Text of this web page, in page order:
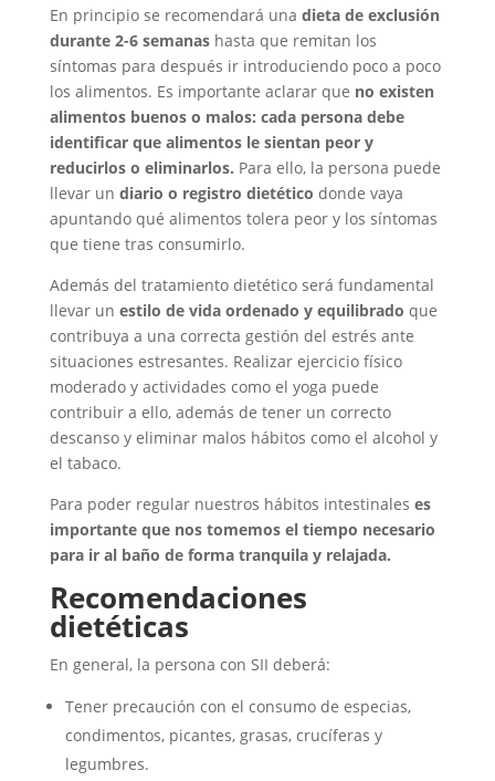
En principio se recomendará una dieta de exclusión
durante 2-6 semanashasta que remitan los
síntomas para después ir introduciendo poco a poco
los alimentos. Es importante aclarar que no existen
alimentos buenos o malos: cada persona debe
identificar que alimentos le sientan peor y
reducirlos o eliminarlos. Para ello, la persona puede
llevar un diario o registro dietético donde vaya
apuntando qué alimentos tolera peor y los síntomas
que tiene tras consumirlo.
Además del tratamiento dietético será fundamental
llevar un estilo de vida ordenado y equilibrado que
contribuya a una correcta gestión del estrés ante
situaciones estresantes. Realizar ejercicio físico
moderado y actividades como el yoga puede
contribuir a ello, además de tener un correcto
descanso y eliminar malos hábitos como el alcohol y
el tabaco.
Para poder regular nuestros hábitos intestinales es
importante que nos tomemos el tiempo necesario
para ir al baño de forma tranquila y relajada.
Recomendaciones
dietéticas
En general, la persona con SII deberá:
Tener precaución con el consumo de especias,
condimentos, picantes, grasas, crucíferas y
legumbres.